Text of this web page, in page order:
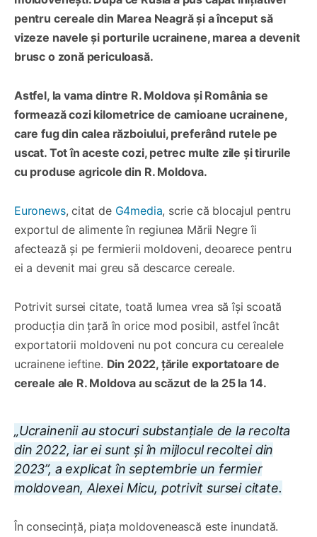
pentru cereale din Marea Neagră și a început să
vizeze navele și porturile ucrainene, marea a devenit
brusc o zonă periculoasă.
Astfel, la vama dintre R. Moldova și România se
formează cozi kilometrice de camioane ucrainene,
care fug din calea războiului, preferând rutele pe
uscat. Tot în aceste cozi, petrec multe zile și tirurile
cu produse agricole din R. Moldova.
Euronews, citat de G4media, scrie că blocajul pentru
exportul de alimente în regiunea Mării Negre îi
afectează și pe fermierii moldoveni, deoarece pentru
ei a devenit mai greu să descarce cereale.
Potrivit sursei citate, toată lumea vrea să își scoată
producția din țară în orice mod posibil, astfel încât
exportatorii moldoveni nu pot concura cu cerealele
ucrainene ieftine. Din 2022, țările exportatoare de
cereale ale R. Moldova au scăzut de la 25 la 14.
„Ucrainenii au stocuri substanțiale de la recolta
din 2022, iar ei sunt și în mijlocul recoltei din
2023”, a explicat în septembrie un fermier
moldovean, Alexei Micu, potrivit sursei citate.
În consecință, piața moldovenească este inundată.